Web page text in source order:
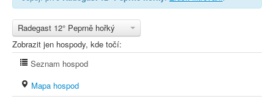
Radegast 12° Peprně hořký
Zobrazit jen hospody, kde točí:
Seznam hospod
Mapa hospod